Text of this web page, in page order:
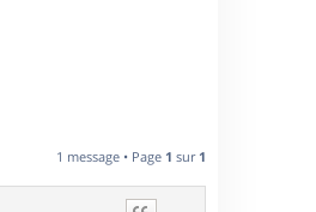
1 message • Page 1 sur 1